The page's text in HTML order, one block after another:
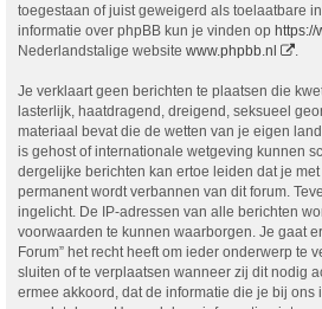
toegestaan of juist geweigerd als toelaatbare
informatie over phpBB kun je vinden op https://
Nederlandstalige website www.phpbb.nl .
Je verklaart geen berichten te plaatsen die
lasterlijk, haatdragend, dreigend, seksueel
materiaal bevat die de wetten van je eigen
is gehost of internationale wetgeving kunnen
dergelijke berichten kan ertoe leiden dat je
permanent wordt verbannen van dit forum.
ingelicht. De IP-adressen van alle berichten
voorwaarden te kunnen waarborgen. Je gaat
Forum” het recht heeft om ieder onderwerp te
sluiten of te verplaatsen wanneer zij dit nodig
ermee akkoord, dat de informatie die je bij ons